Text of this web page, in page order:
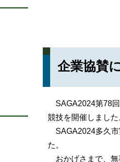
企業協賛
SAGA2024第78回
競技を開催しました
SAGA2024多久市
た。
おかげさまで、無